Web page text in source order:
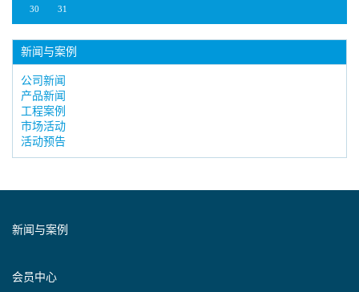
30
31
新闻与案例
公司新闻
产品新闻
工程案例
市场活动
活动预告
新闻与案例
会员中心